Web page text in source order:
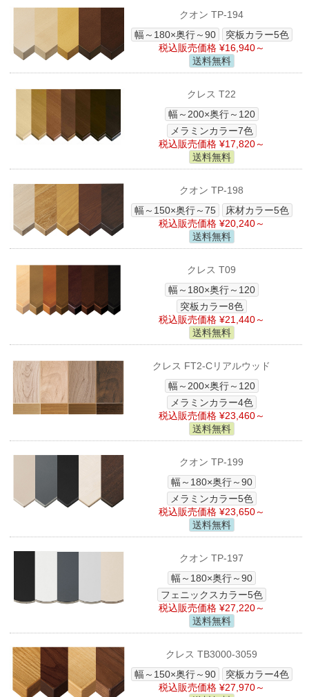
クオン TP-194
幅～180×奥行～90
突板カラー5色
税込販売価格 ¥16,940～
送料無料
クレス T22
幅～200×奥行～120
メラミンカラー7色
税込販売価格 ¥17,820～
送料無料
クオン TP-198
幅～150×奥行～75
床材カラー5色
税込販売価格 ¥20,240～
送料無料
クレス T09
幅～180×奥行～120
突板カラー8色
税込販売価格 ¥21,440～
送料無料
クレス FT2-Cリアルウッド
幅～200×奥行～120
メラミンカラー4色
税込販売価格 ¥23,460～
送料無料
クオン TP-199
幅～180×奥行～90
メラミンカラー5色
税込販売価格 ¥23,650～
送料無料
クオン TP-197
幅～180×奥行～90
フェニックスカラー5色
税込販売価格 ¥27,220～
送料無料
クレス TB3000-3059
幅～150×奥行～90
突板カラー4色
税込販売価格 ¥27,970～